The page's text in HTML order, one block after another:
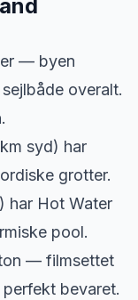
— byen
overalt.
syd) har
grotter.
har Hot Water
pool.
— filmsettet
bevaret.